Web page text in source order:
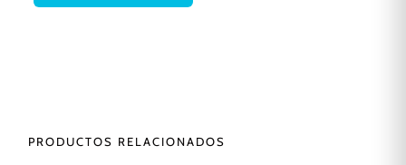
PRODUCTOS RELACIONADOS